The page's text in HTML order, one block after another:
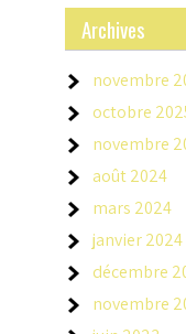
Archives
novembre
octobre
novembre
août 2024
mars 2024
janvier 2024
décembre
novembre